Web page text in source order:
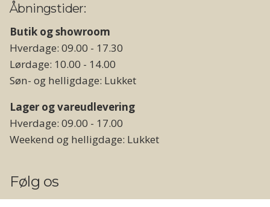
Åbningstider:
Butik og showroom
Hverdage: 09.00 - 17.30
Lørdage: 10.00 - 14.00
Søn- og helligdage: Lukket
Lager og vareudlevering
Hverdage: 09.00 - 17.00
Weekend og helligdage: Lukket
Følg os